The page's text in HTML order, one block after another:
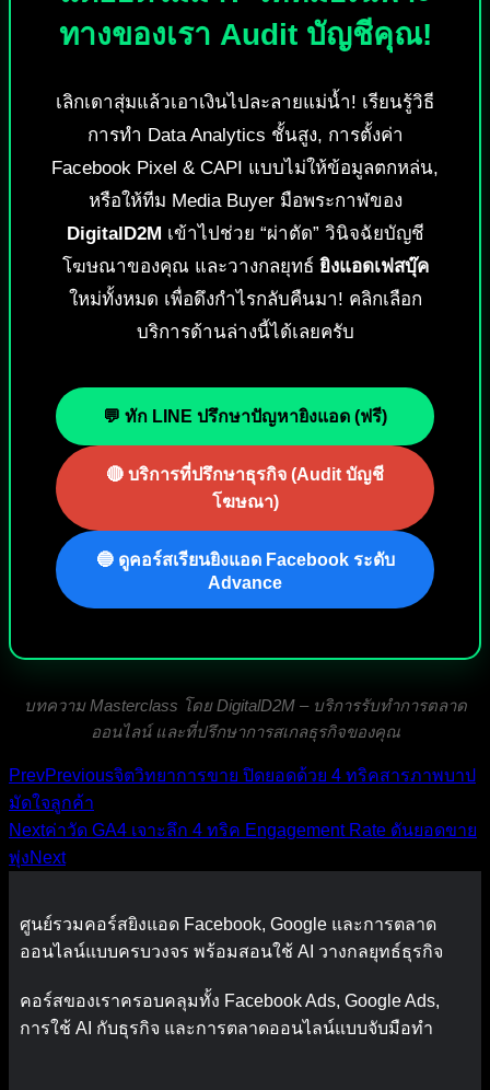
ทางของเรา Audit บัญชีคุณ!
เลิกเดาสุ่มแล้วเอาเงินไปละลายแม่น้ำ! เรียนรู้วิธี
การทำ Data Analytics ชั้นสูง, การตั้งค่า
Facebook Pixel & CAPI แบบไม่ให้ข้อมูลตกหล่น,
หรือให้ทีม Media Buyer มือพระกาฬของ
DigitalD2M เข้าไปช่วย “ผ่าตัด” วินิจฉัยบัญชี
โฆษณาของคุณ และวางกลยุทธ์ ยิงแอดเฟสบุ๊ค
ใหม่ทั้งหมด เพื่อดึงกำไรกลับคืนมา! คลิกเลือก
บริการด้านล่างนี้ได้เลยครับ
💬 ทัก LINE ปรึกษาปัญหายิงแอด (ฟรี)
🔴 บริการที่ปรึกษาธุรกิจ (Audit บัญชี
โฆษณา)
🔵 ดูคอร์สเรียนยิงแอด Facebook ระดับ
Advance
บทความ Masterclass โดย DigitalD2M – บริการรับทำการตลาด
ออนไลน์ และที่ปรึกษาการสเกลธุรกิจของคุณ
PrevPreviousจิตวิทยาการขาย ปิดยอดด้วย 4 ทริคสารภาพบาป
มัดใจลูกค้า
Nextค่าวัด GA4 เจาะลึก 4 ทริค Engagement Rate ดันยอดขาย
พุ่งNext
ศูนย์รวมคอร์สยิงแอด Facebook, Google และการตลาด
ออนไลน์แบบครบวงจร พร้อมสอนใช้ AI วางกลยุทธ์ธุรกิจ
คอร์สของเราครอบคลุมทั้ง Facebook Ads, Google Ads,
การใช้ AI กับธุรกิจ และการตลาดออนไลน์แบบจับมือทำ